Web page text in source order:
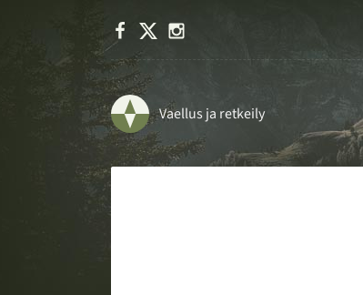
Facebook
Vaellus ja retkeily